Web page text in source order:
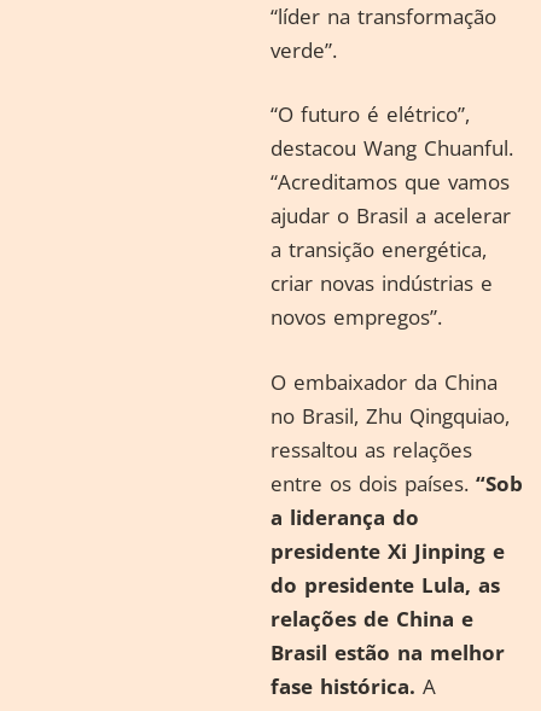
“líder na transformação
verde”.
“O futuro é elétrico”,
destacou Wang Chuanful.
“Acreditamos que vamos
ajudar o Brasil a acelerar
a transição energética,
criar novas indústrias e
novos empregos”.
O embaixador da China
no Brasil, Zhu Qingquiao,
ressaltou as relações
entre os dois países. “Sob
a liderança do
presidente Xi Jinping e
do presidente Lula, as
relações de China e
Brasil estão na melhor
fase histórica. A